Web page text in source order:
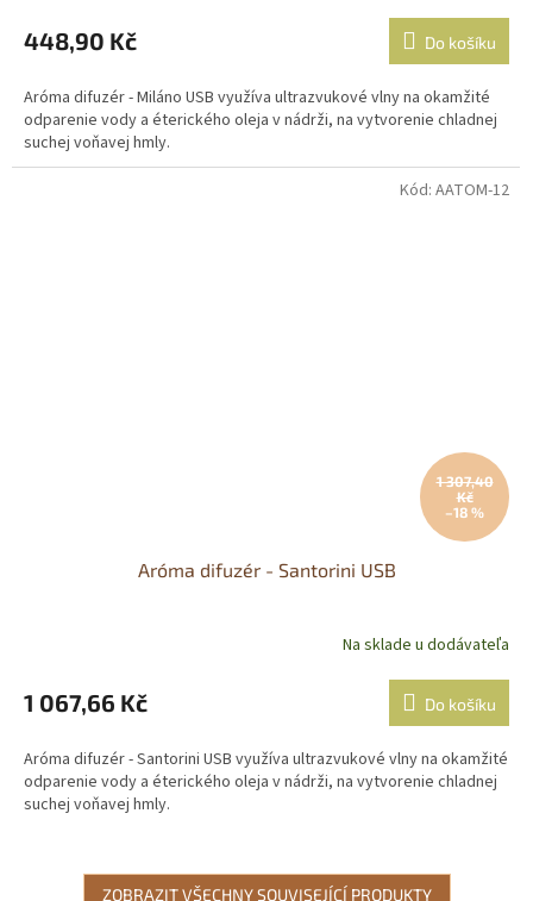
448,90 Kč Do košíku
Aróma difuzér - Miláno USB využíva ultrazvukové vlny na okamžité
odparenie vody a éterického oleja v nádrži, na vytvorenie chladnej
suchej voňavej hmly.
1 307,40
Kč
–18 %
Aróma difuzér - Santorini USB
produktu
je
z
5
hvězdiček.
Na sklade u dodávateľa
1 067,66 Kč Do košíku
Aróma difuzér - Santorini USB využíva ultrazvukové vlny na okamžité
odparenie vody a éterického oleja v nádrži, na vytvorenie chladnej
suchej voňavej hmly.
Kód: AATOM-12
ZOBRAZIT VŠECHNY SOUVISEJÍCÍ PRODUKTY